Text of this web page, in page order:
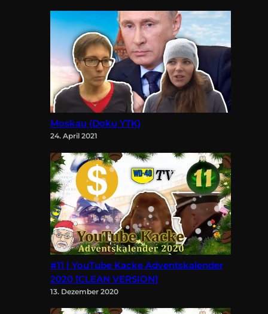
Moskau (Doku YTK)
24. April 2021
#11 | YouTube Kacke Adventskalender
2020 [CLEAN VERSION]
13. Dezember 2020